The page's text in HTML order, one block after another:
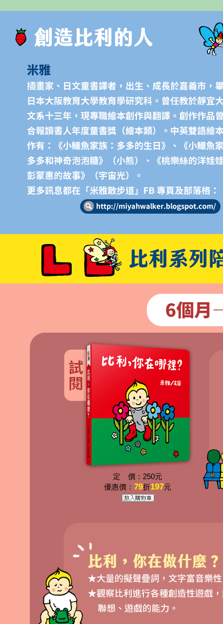
定 價：250元
優惠價：79折197元